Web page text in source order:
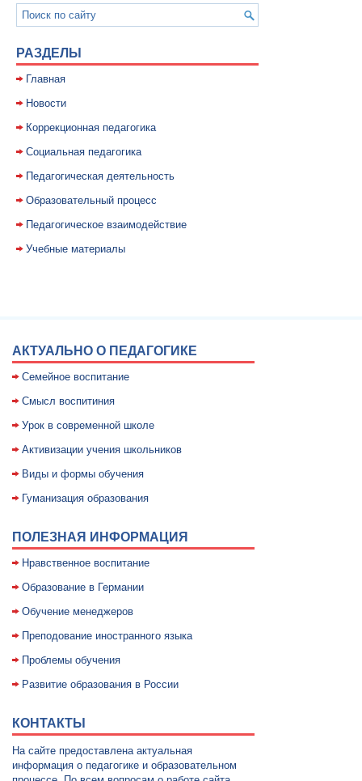
РАЗДЕЛЫ
Главная
Новости
Коррекционная педагогика
Социальная педагогика
Педагогическая деятельность
Образовательный процесс
Педагогическое взаимодействие
Учебные материалы
АКТУАЛЬНО О ПЕДАГОГИКЕ
Семейное воспитание
Смысл воспитиния
Уpок в совpеменной школе
Активизации учения школьников
Виды и формы обучения
Гуманизация образования
ПОЛЕЗНАЯ ИНФОРМАЦИЯ
Нравственное воспитание
Образование в Германии
Обучение менеджеров
Преподование иностранного языка
Проблемы обучения
Развитие образования в России
КОНТАКТЫ
На сайте предоставлена актуальная
информация о педагогике и образовательном